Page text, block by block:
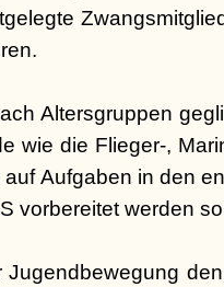
Altersgruppen
wie die Flieger-,
Aufgaben in den
vorbereitet werden